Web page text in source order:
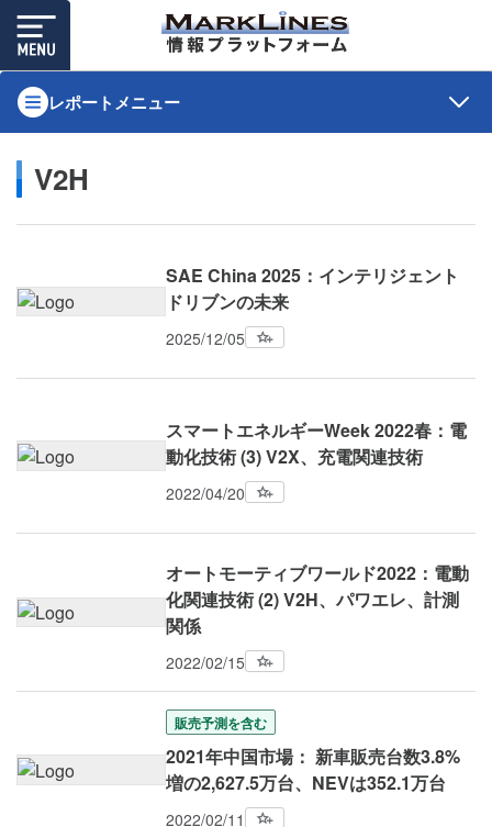
レポートメニュー
V2H
SAE China 2025：インテリジェント
ドリブンの未来
2025/12/05
スマートエネルギーWeek 2022春：電
動化技術 (3) V2X、充電関連技術
2022/04/20
オートモーティブワールド2022：電動
化関連技術 (2) V2H、パワエレ、計測
関係
2022/02/15
販売予測を含む
2021年中国市場： 新車販売台数3.8%
増の2,627.5万台、NEVは352.1万台
2022/02/11